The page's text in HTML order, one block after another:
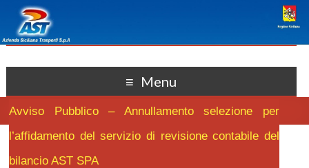
Menu
Avviso Pubblico – Annullamento selezione per
l’affidamento del servizio di revisione contabile del
bilancio AST SPA